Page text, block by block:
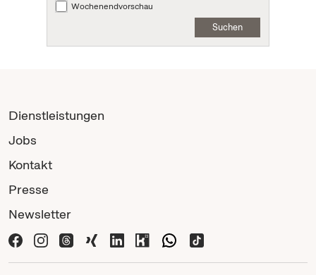
Wochenendvorschau
Suchen
Dienstleistungen
Jobs
Kontakt
Presse
Newsletter